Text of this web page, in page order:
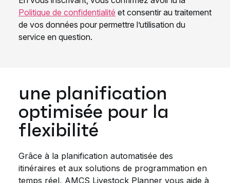
une planification
optimisée pour la
flexibilité
Grâce à la planification automatisée des
itinéraires et aux solutions de programmation en
temps réel, AMCS Livestock Planner vous aide à